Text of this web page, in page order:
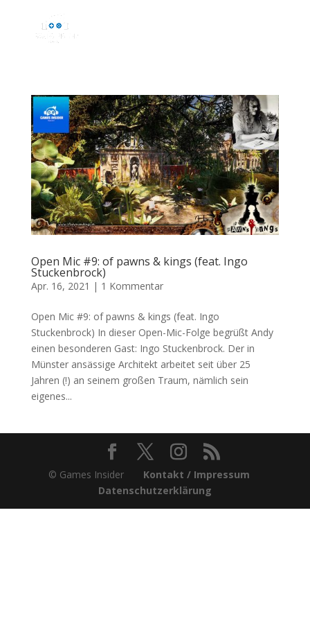
Open Mic #9: of pawns & kings (feat. Ingo
Stuckenbrock)
Apr. 16, 2021 | 1 Kommentar
Open Mic #9: of pawns & kings (feat. Ingo
Stuckenbrock) In dieser Open-Mic-Folge begrüßt Andy
einen besonderen Gast: Ingo Stuckenbrock. Der in
Münster ansässige Architekt arbeitet seit über 25
Jahren (!) an seinem großen Traum, nämlich sein
eigenes...
© Games Insider Kontakt / Impressum
Datenschutzerklärung